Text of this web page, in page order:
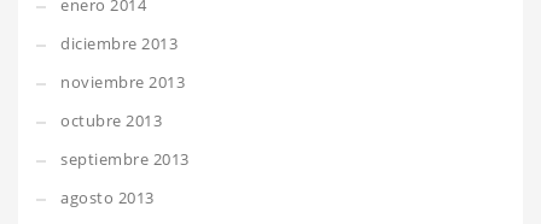
enero 2014
diciembre 2013
noviembre 2013
octubre 2013
septiembre 2013
agosto 2013